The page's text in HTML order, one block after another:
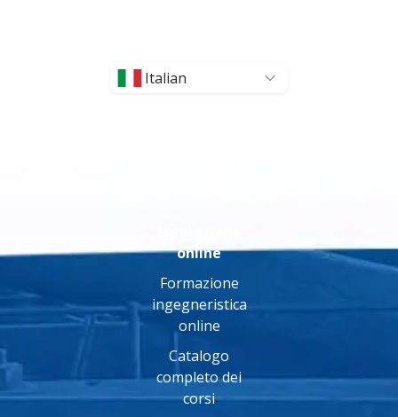
Italian
online
Formazione
ingegneristica
online
Catalogo
completo dei
corsi